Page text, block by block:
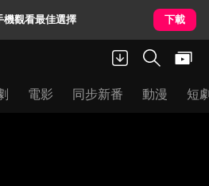
機觀看最佳選擇 下載
電影 同步新番 動漫 短